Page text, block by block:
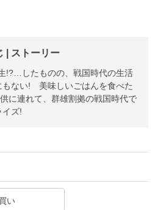
| ストーリー
!?…したものの、戦国時代の生活
ない! 美味しいごはんを食べた
に連れて、群雄割拠の戦国時代で
ズ!
い